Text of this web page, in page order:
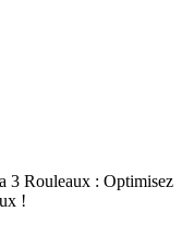
3 Rouleaux : Optimisez
!